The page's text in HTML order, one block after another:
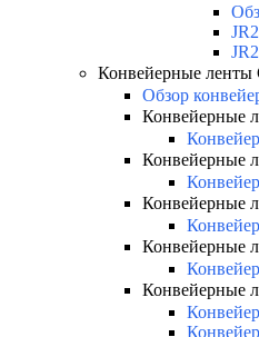
Конвейерные ленты
Обзор
Конвейерные
Конвейерные
Конвейерные
Конвейерные
Конвейерные